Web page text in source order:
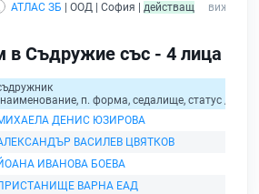
АТЛАС ЗБ | ООД | София | действащ
в Съдружие със - 4 лица
п. форма, седалище, статус /
ДЕНИС ЮЗИРОВА
ВАСИЛЕВ ЦВЯТКОВ
ИВАНОВА БОЕВА
ВАРНА ЕАД